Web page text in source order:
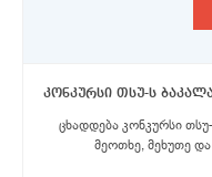
ცხადდება კონკურსი
მეოთხე, მეხუთე